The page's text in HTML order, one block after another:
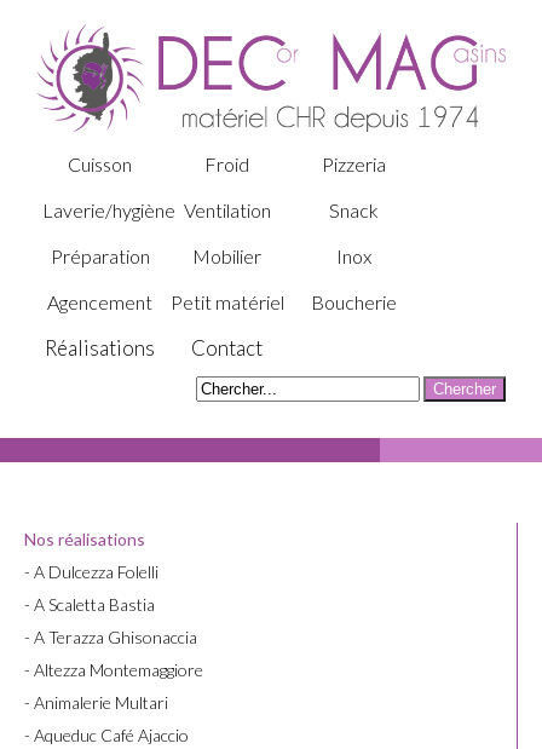
Cuisson Froid
Pizzeria
Laverie/hygiène Ventilation
Snack
Préparation
Mobilier
Inox
Agencement
Petit matériel Boucherie
Réalisations Contact
Nos réalisations
- A Dulcezza Folelli
- A Scaletta Bastia
- A Terazza Ghisonaccia
- Altezza Montemaggiore
- Animalerie Multari
- Aqueduc Café Ajaccio